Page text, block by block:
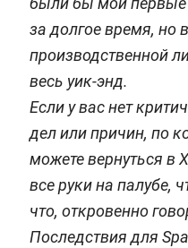
за долгое время, но
производственной
весь уик-энд.
Если у вас нет
дел или причин, по
можете вернуться в
все руки на палубе,
что, откровенно
Последствия для